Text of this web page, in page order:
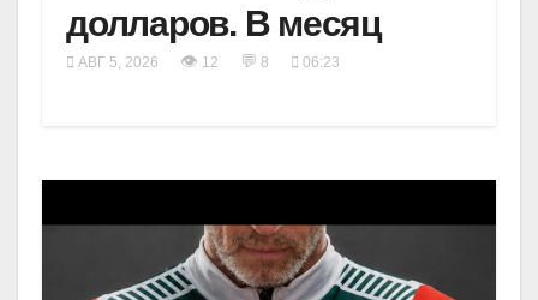
долларов. В месяц
АВГ 5, 2026 👁 12 💬 8 06:23